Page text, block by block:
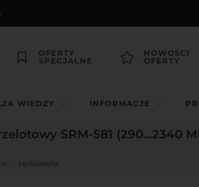
OFERTY
SPECJALNE
NOWOŚCI
OFERTY
WIEDZY INFORMACJE
SRM-581 (290...2340
Multiswitche